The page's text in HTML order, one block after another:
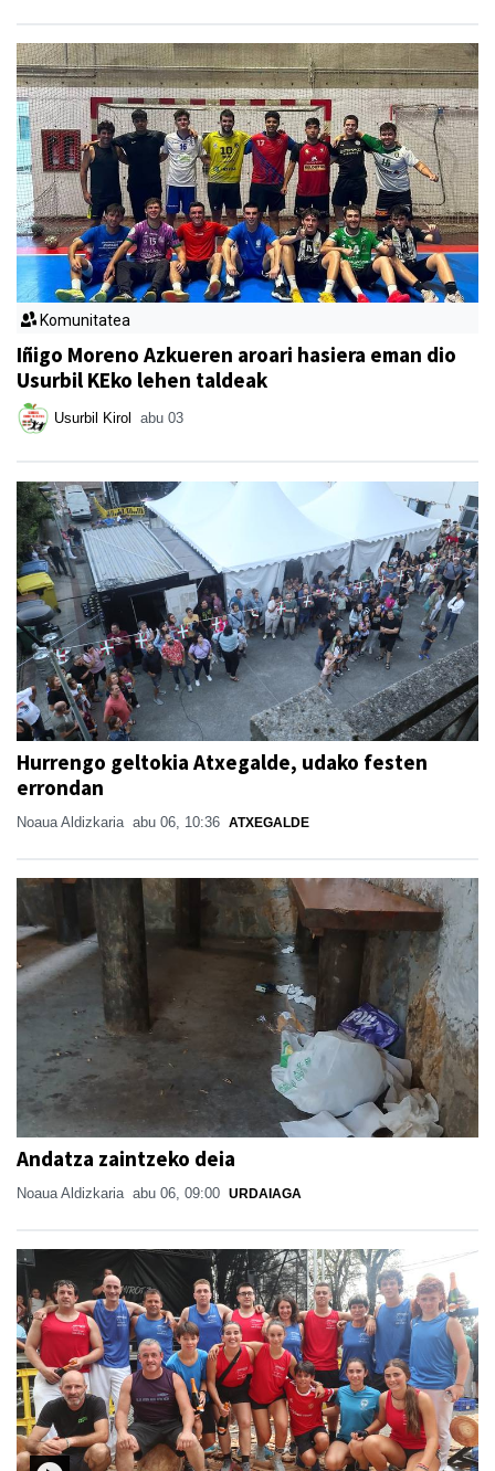
Komunitatea
Iñigo Moreno Azkueren aroari hasiera eman dio
Usurbil KEko lehen taldeak
Usurbil Kirol abu 03
Hurrengo geltokia Atxegalde, udako festen
errondan
Noaua Aldizkaria abu 06, 10:36 ATXEGALDE
Andatza zaintzeko deia
Noaua Aldizkaria abu 06, 09:00 URDAIAGA